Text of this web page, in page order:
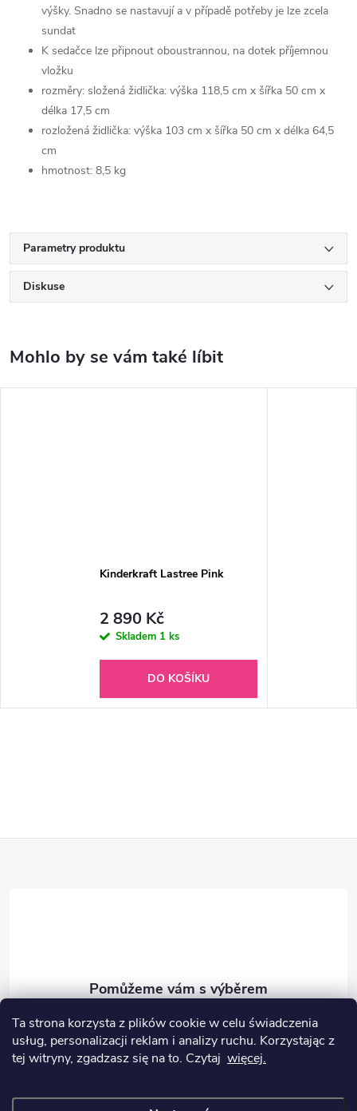
Ta strona korzysta z plików cookie w celu świadczenia
usług, personalizacji reklam i analizy ruchu. Korzystając z
tej witryny, zgadzasz się na to. Czytaj więcej.
výšky. Snadno se nastavují a v případě potřeby je lze zcela
sundat
K sedačce lze připnout oboustrannou, na dotek příjemnou
vložku
rozměry: složená židlička: výška 118,5 cm x šířka 50 cm x
délka 17,5 cm
rozložená židlička: výška 103 cm x šířka 50 cm x délka 64,5
cm
hmotnost: 8,5 kg
Parametry produktu
Diskuse
Kinderkraft Lastree Pink
2 890 Kč
Skladem 1 ks
DO KOŠÍKU
t
info@ prvnikocarek.cz